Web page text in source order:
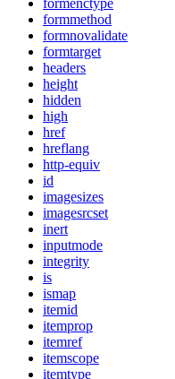
formmethod
formnovalidate
formtarget
headers
height
hidden
high
href
hreflang
http-equiv
id
imagesizes
imagesrcset
inert
inputmode
integrity
is
ismap
itemid
itemprop
itemref
itemscope
itemtype